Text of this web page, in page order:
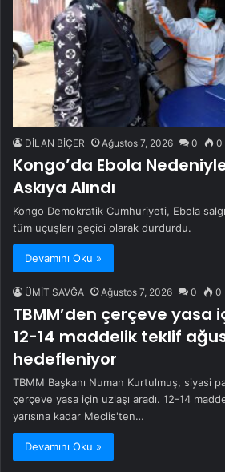
DİLAN BİÇER Ağustos 7, 2026 0 0
Kongo’da Ebola
Askıya Alındı
Kongo Demokratik Cumhuriyeti, Ebola
tüm uçuşları geçici olarak durdurdu.
Devamını Oku »
ÜMİT SAVĞA Ağustos 7, 2026 0 0
TBMM’den çerçeve yasa
12-14 maddelik teklif
hedefleniyor
TBMM Başkanı Numan Kurtulmuş, siyasi
çerçeve yasa için uzlaşı aradı. 12-14
yarısına kadar Meclis'ten…
Devamını Oku »